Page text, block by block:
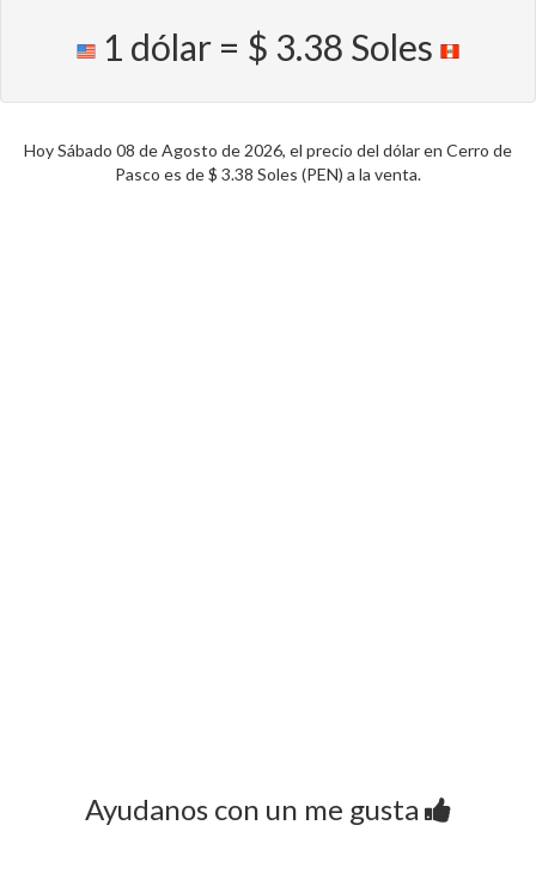
1 dólar = $ 3.38 Soles
Hoy Sábado 08 de Agosto de 2026, el precio del dólar en Cerro de
Pasco es de $ 3.38 Soles (PEN) a la venta.
Ayudanos con un me gusta